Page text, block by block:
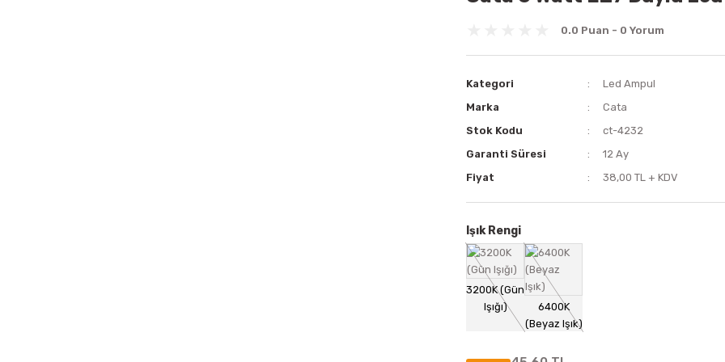
0.0 Puan - 0 Yorum
Kategori
Led Ampul
Marka
Cata
Stok Kodu
ct-4232
Garanti Süresi
12 Ay
Fiyat
38,00 TL + KDV
Işık Rengi